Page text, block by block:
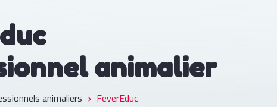
animalier
animaliers FeverEduc